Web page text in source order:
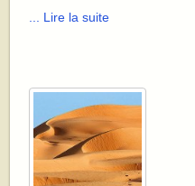
... Lire la suite